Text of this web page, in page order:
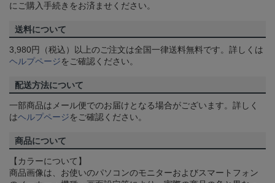
にご購入手続きをお済ませください。
送料について
3,980円（税込）以上のご注文は全国一律送料無料です。詳しくは
ヘルプページをご確認ください。
配送方法について
一部商品はメール便でのお届けとなる場合がございます。詳しく
はヘルプページをご確認ください。
商品について
【カラーについて】
商品画像は、お使いのパソコンのモニターおよびスマートフォン